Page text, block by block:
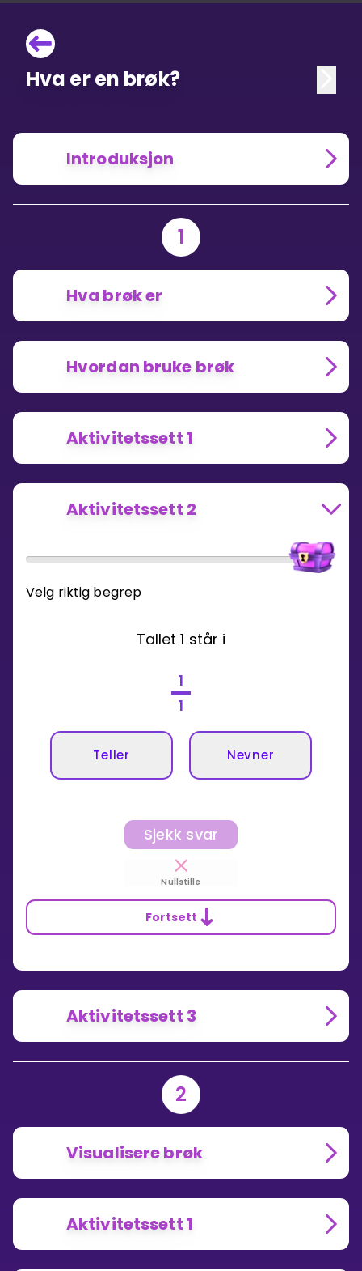
Hva er en brøk?
Introduksjon
1
Hva brøk er
Hvordan bruke brøk
Aktivitetssett 1
Aktivitetssett 2
Velg riktig begrep
Tallet 1 står i
1
1
Teller Nevner
Sjekk svar
Nullstille
Fortsett
Aktivitetssett 3
2
Visualisere brøk
Aktivitetssett 1